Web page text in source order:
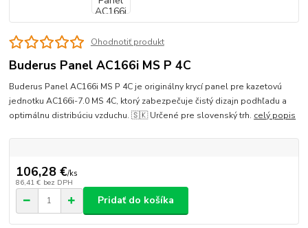
Ohodnotiť produkt
Buderus Panel AC166i MS P 4C
Buderus Panel AC166i MS P 4C je originálny krycí panel pre kazetovú
jednotku AC166i-7.0 MS 4C, ktorý zabezpečuje čistý dizajn podhľadu a
optimálnu distribúciu vzduchu. 🇸🇰 Určené pre slovenský trh. celý popis
106,28 €/ks
86,41 € bez DPH
Pridať do košíka